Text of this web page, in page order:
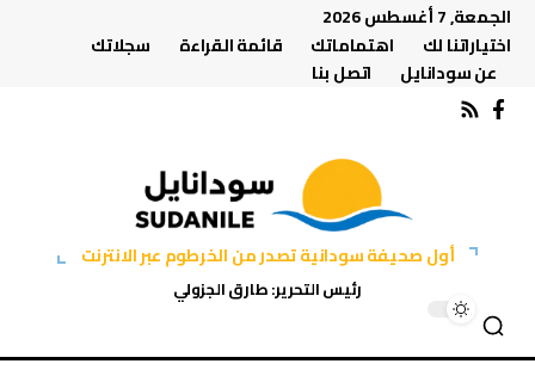
الجمعة, 7 أغسطس 2026
اختياراتنا لك
اهتماماتك قائمة القراءة
سجلاتك
عن سودانايل
اتصل بنا
أول صحيفة سودانية تصدر من الخرطوم عبر الانترنت
رئيس التحرير: طارق الجزولي